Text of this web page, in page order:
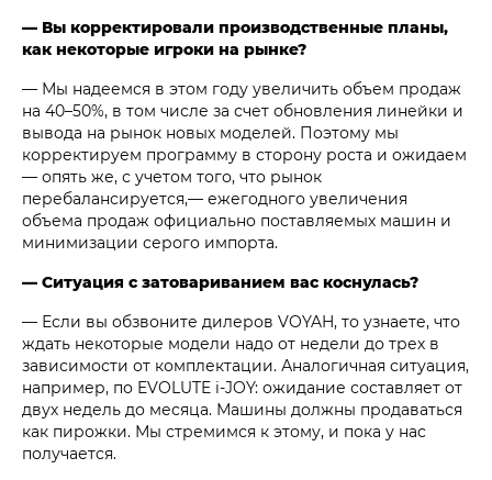
— Вы корректировали производственные планы,
как некоторые игроки на рынке?
— Мы надеемся в этом году увеличить объем продаж
на 40–50%, в том числе за счет обновления линейки и
вывода на рынок новых моделей. Поэтому мы
корректируем программу в сторону роста и ожидаем
— опять же, с учетом того, что рынок
перебалансируется,— ежегодного увеличения
объема продаж официально поставляемых машин и
минимизации серого импорта.
— Ситуация с затовариванием вас коснулась?
— Если вы обзвоните дилеров VOYAH, то узнаете, что
ждать некоторые модели надо от недели до трех в
зависимости от комплектации. Аналогичная ситуация,
например, по EVOLUTE i‑JOY: ожидание составляет от
двух недель до месяца. Машины должны продаваться
как пирожки. Мы стремимся к этому, и пока у нас
получается.